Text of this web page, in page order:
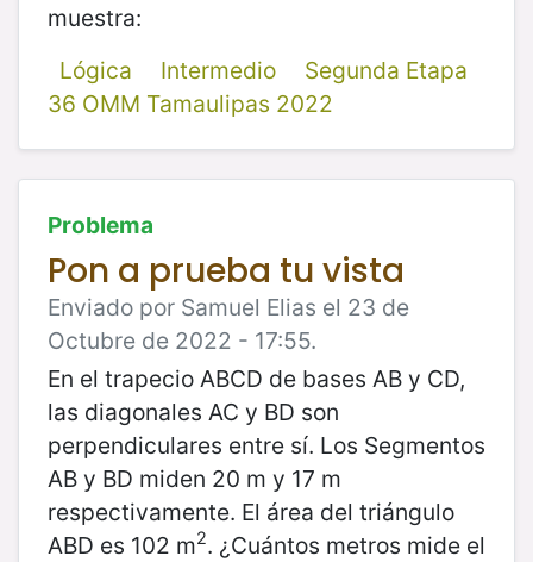
muestra:
Lógica
Intermedio
Segunda Etapa
36 OMM Tamaulipas 2022
Problema
Pon a prueba tu vista
Enviado por Samuel Elias el 23 de
Octubre de 2022 - 17:55.
En el trapecio ABCD de bases AB y CD,
las diagonales AC y BD son
perpendiculares entre sí. Los Segmentos
AB y BD miden 20 m y 17 m
respectivamente. El área del triángulo
ABD es 102 m2. ¿Cuántos metros mide el